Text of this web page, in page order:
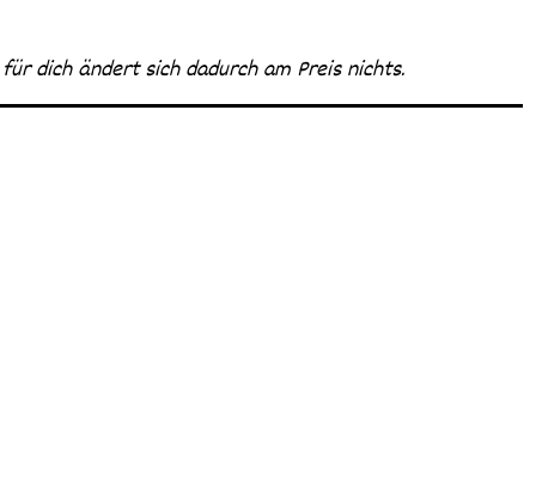
dich ändert sich dadurch am Preis nichts.